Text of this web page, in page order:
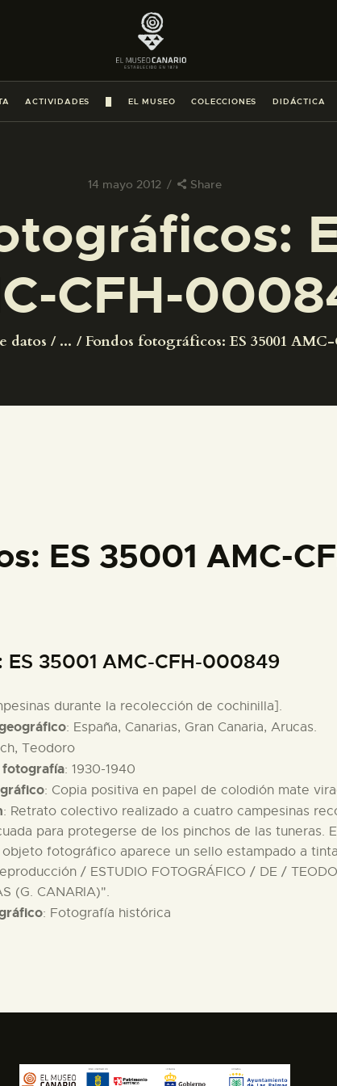
ACTIVIDADES EL MUSEO COLECCIONES DIDÁCTICA
14 mayo 2012 Share
CFH-
datos ... Fondos fotográficos: ES 35001
LA VISITA
ES 35001 AMC-
ES 35001 AMC-CFH-000849
durante la recolección de cochinilla].
: España, Canarias, Gran Canaria, Arucas.
Teodoro
fotografía: 1930-1940
: Copia positiva en papel de colodión mate
: Retrato colectivo realizado a cuatro campesinas
para protegerse de los pinchos de las tuneras.
fotográfico aparece un sello estampado a
/ ESTUDIO FOTOGRÁFICO / DE /
(G. CANARIA)".
: Fotografía histórica